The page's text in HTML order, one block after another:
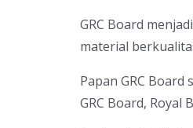
GRC Board
material
Papan GRC
GRC Board, Royal